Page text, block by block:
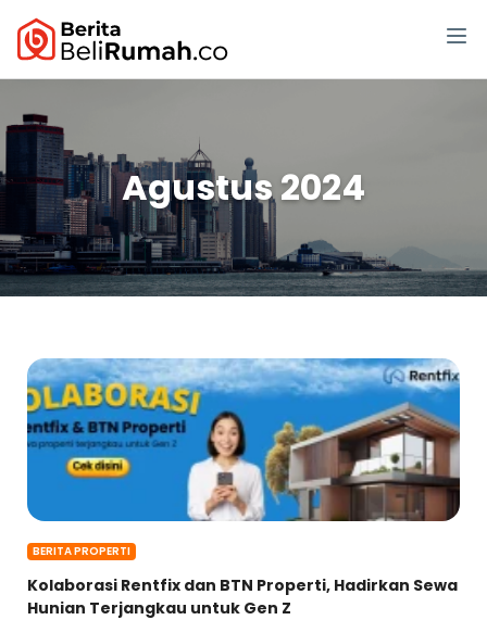
Agustus 2024
BERITA PROPERTI
Kolaborasi Rentfix dan BTN Properti, Hadirkan Sewa
Hunian Terjangkau untuk Gen Z